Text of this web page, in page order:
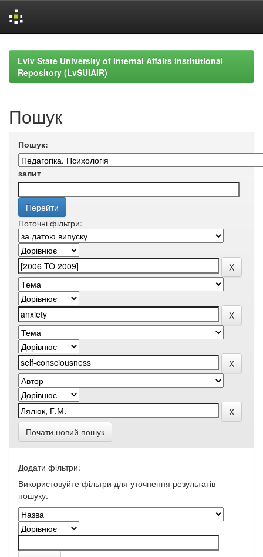
navigationLviv State University of Internal Affairs Institutional
Repository (LvSUIAIR)
Пошук
Пошук:
запит
Поточні фільтри:
Почати новий пошук
Додати фільтри:
Використовуйте фільтри для уточнення результатів
пошуку.